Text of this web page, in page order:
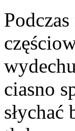
ciasno
słychać